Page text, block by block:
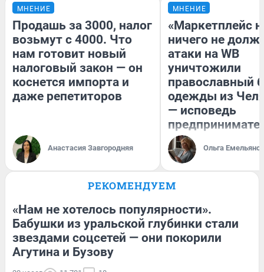
МНЕНИЕ
Продашь за 3000, налог
возьмут с 4000. Что
нам готовит новый
налоговый закон — он
коснется импорта и
даже репетиторов
Анастасия Завгородняя
МНЕНИЕ
«Маркетплейс
ничего не
атаки на WB
уничтожили
православный
одежды из
— исповедь
Ольга
РЕКОМЕНДУЕМ
«Нам не хотелось популярности».
Бабушки из уральской глубинки стали
звездами соцсетей — они покорили
Агутина и Бузову